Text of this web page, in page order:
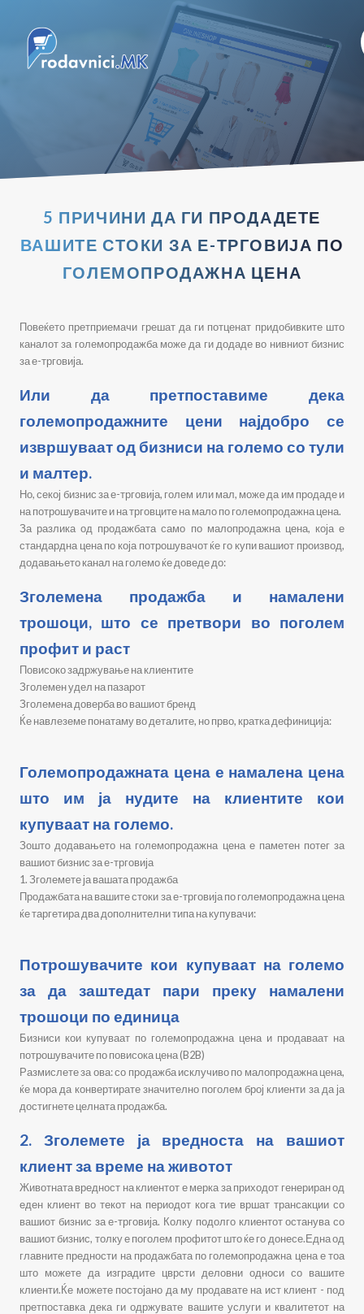
5 ПРИЧИНИ ДА ГИ ПРОДАДЕТЕ
ВАШИТЕ СТОКИ ЗА Е-ТРГОВИЈА ПО
ГОЛЕМОПРОДАЖНА ЦЕНА
Повеќето претприемачи грешат да ги потценат придобивките што
каналот за големопродажба може да ги додаде во нивниот бизнис
за е-трговија.
Или да претпоставиме дека
големопродажните цени најдобро се
извршуваат од бизниси на големо со тули
и малтер.
Но, секој бизнис за е-трговија, голем или мал, може да им продаде и
на потрошувачите и на трговците на мало по големопродажна цена.
За разлика од продажбата само по малопродажна цена, која е
стандардна цена по која потрошувачот ќе го купи вашиот производ,
додавањето канал на големо ќе доведе до:
Зголемена продажба и намалени
трошоци, што се претвори во поголем
профит и раст
Повисоко задржување на клиентите
Зголемен удел на пазарот
Зголемена доверба во вашиот бренд
Ќе навлеземе понатаму во деталите, но прво, кратка дефиниција:
Големопродажната цена е намалена цена
што им ја нудите на клиентите кои
купуваат на големо.
Зошто додавањето на големопродажна цена е паметен потег за
вашиот бизнис за е-трговија
1. Зголемете ја вашата продажба
Продажбата на вашите стоки за е-трговија по големопродажна цена
ќе таргетира два дополнителни типа на купувачи:
Потрошувачите кои купуваат на големо
за да заштедат пари преку намалени
трошоци по единица
Бизниси кои купуваат по големопродажна цена и продаваат на
потрошувачите по повисока цена (B2B)
Размислете за ова: со продажба исклучиво по малопродажна цена,
ќе мора да конвертирате значително поголем број клиенти за да ја
достигнете целната продажба.
2. Зголемете ја вредноста на вашиот
клиент за време на животот
Животната вредност на клиентот е мерка за приходот генериран од
еден клиент во текот на периодот кога тие вршат трансакции со
вашиот бизнис за е-трговија. Колку подолго клиентот останува со
вашиот бизнис, толку е поголем профитот што ќе го донесе.Една од
главните предности на продажбата по големопродажна цена е тоа
што можете да изградите цврсти деловни односи со вашите
клиенти.Ќе можете постојано да му продавате на ист клиент - под
претпоставка дека ги одржувате вашите услуги и квалитетот на